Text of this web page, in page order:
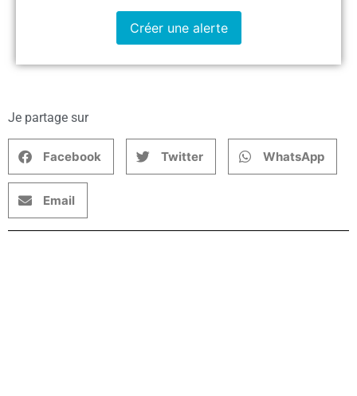
Créer une alerte
Je partage sur
Facebook Twitter WhatsApp
Email